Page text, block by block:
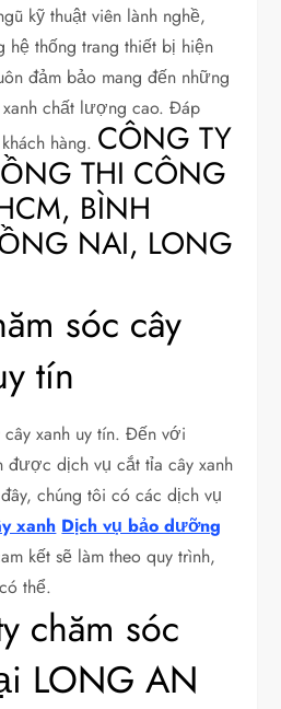
kỹ thuật viên lành nghề,
hệ thống trang thiết bị hiện
đảm bảo mang đến những
chất lượng cao. Đáp
hàng. CÔNG TY
THI CÔNG
BÌNH
NAI, LONG
sóc cây
tín
xanh uy tín. Đến với
được dịch vụ cắt tỉa cây xanh
chúng tôi có các dịch vụ
xanh Dịch vụ bảo dưỡng
kết sẽ làm theo quy trình,
thể.
chăm sóc
LONG AN